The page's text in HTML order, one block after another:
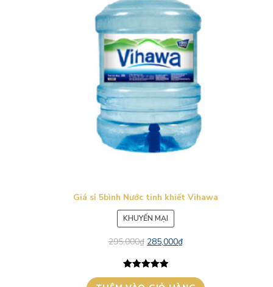
Giá sỉ 5bình Nước tinh khiết Vihawa
KHUYẾN MẠI
PHẨM
ĐANG
295,000₫ 285,000₫
5.00trên 5
1